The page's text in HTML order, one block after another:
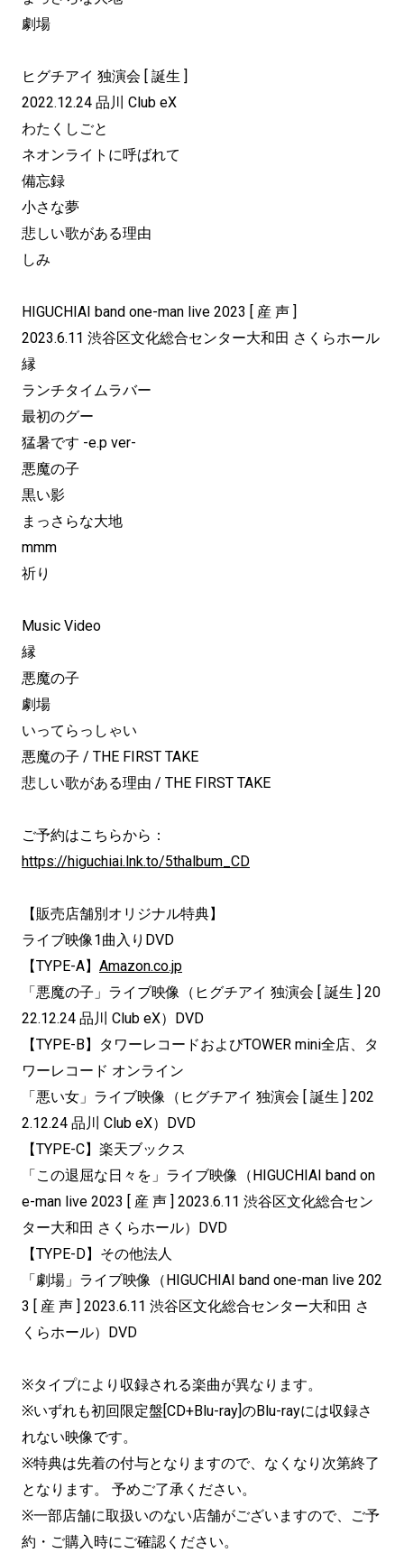
劇場
ヒグチアイ 独演会 [ 誕生 ]
2022.12.24 品川 Club eX
わたくしごと
ネオンライトに呼ばれて
備忘録
小さな夢
悲しい歌がある理由
しみ
HIGUCHIAI band one-man live 2023 [ 産 声 ]
2023.6.11 渋谷区文化総合センター大和田 さくらホール
縁
ランチタイムラバー
最初のグー
猛暑です -e.p ver-
悪魔の子
黒い影
まっさらな大地
mmm
祈り
Music Video
縁
悪魔の子
劇場
いってらっしゃい
悪魔の子 / THE FIRST TAKE
悲しい歌がある理由 / THE FIRST TAKE
ご予約はこちらから：
https://higuchiai.lnk.to/5thalbum_CD
【販売店舗別オリジナル特典】
ライブ映像1曲入りDVD
【TYPE-A】 Amazon.co.jp
「悪魔の子」ライブ映像（ヒグチアイ 独演会 [ 誕生 ] 20
22.12.24 品川 Club eX）DVD
【TYPE-B】タワーレコードおよびTOWER mini全店、タ
ワーレコード オンライン
「悪い女」ライブ映像（ヒグチアイ 独演会 [ 誕生 ] 202
2.12.24 品川 Club eX）DVD
【TYPE-C】楽天ブックス
「この退屈な日々を」ライブ映像（HIGUCHIAI band on
e-man live 2023 [ 産 声 ] 2023.6.11 渋谷区文化総合セン
ター大和田 さくらホール）DVD
【TYPE-D】その他法人
「劇場」ライブ映像（HIGUCHIAI band one-man live 202
3 [ 産 声 ] 2023.6.11 渋谷区文化総合センター大和田 さ
くらホール）DVD
※タイプにより収録される楽曲が異なります。
※いずれも初回限定盤[CD+Blu-ray]のBlu-rayには収録さ
れない映像です。
※特典は先着の付与となりますので、なくなり次第終了
となります。 予めご了承ください。
※一部店舗に取扱いのない店舗がございますので、ご予
約・ご購入時にご確認ください。